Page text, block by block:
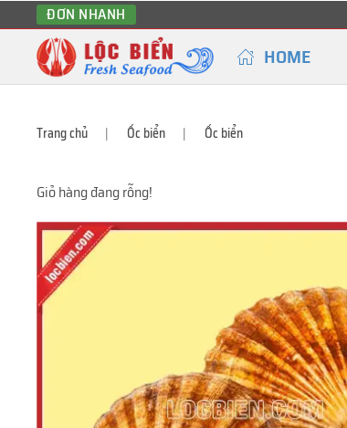
ĐƠN NHANH
HOME
Trang chủ Ốc biển Ốc biển
Giỏ hàng đang rỗng!